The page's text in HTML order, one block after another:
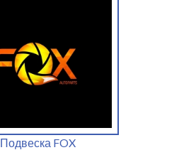
Подвеска FOX